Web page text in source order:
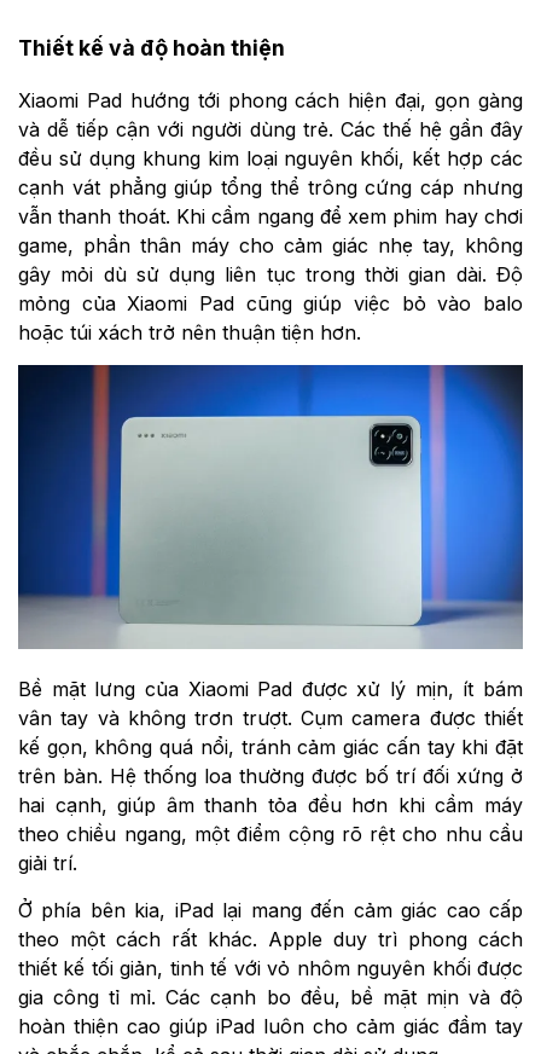
Thiết kế và độ hoàn thiện
Xiaomi Pad hướng tới phong cách hiện đại, gọn gàng
và dễ tiếp cận với người dùng trẻ. Các thế hệ gần đây
đều sử dụng khung kim loại nguyên khối, kết hợp các
cạnh vát phẳng giúp tổng thể trông cứng cáp nhưng
vẫn thanh thoát. Khi cầm ngang để xem phim hay chơi
game, phần thân máy cho cảm giác nhẹ tay, không
gây mỏi dù sử dụng liên tục trong thời gian dài. Độ
mỏng của Xiaomi Pad cũng giúp việc bỏ vào balo
hoặc túi xách trở nên thuận tiện hơn.
Bề mặt lưng của Xiaomi Pad được xử lý mịn, ít bám
vân tay và không trơn trượt. Cụm camera được thiết
kế gọn, không quá nổi, tránh cảm giác cấn tay khi đặt
trên bàn. Hệ thống loa thường được bố trí đối xứng ở
hai cạnh, giúp âm thanh tỏa đều hơn khi cầm máy
theo chiều ngang, một điểm cộng rõ rệt cho nhu cầu
giải trí.
Ở phía bên kia, iPad lại mang đến cảm giác cao cấp
theo một cách rất khác. Apple duy trì phong cách
thiết kế tối giản, tinh tế với vỏ nhôm nguyên khối được
gia công tỉ mỉ. Các cạnh bo đều, bề mặt mịn và độ
hoàn thiện cao giúp iPad luôn cho cảm giác đầm tay